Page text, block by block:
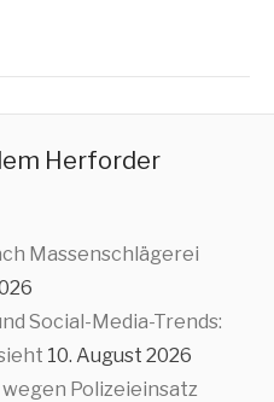
Herforder
Massenschlägerei
Social-Media-Trends:
10. August 2026
Polizeieinsatz